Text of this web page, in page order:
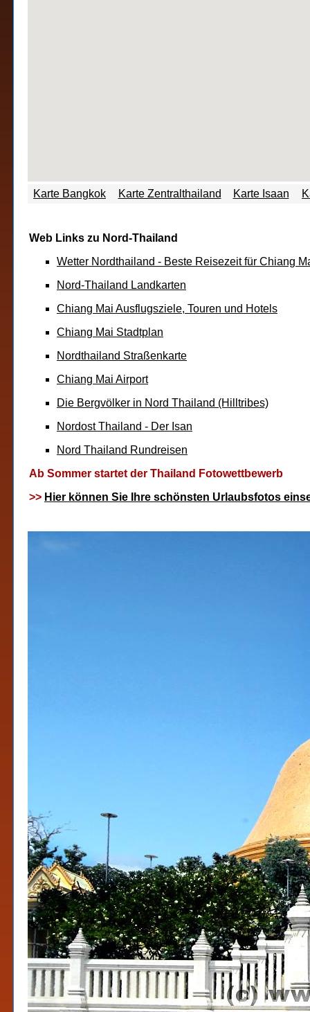
Web Links zu Nord-Thailand
Wetter Nordthailand - Beste Reisezeit für Chiang
Nord-Thailand Landkarten
Chiang Mai Ausflugsziele, Touren und Hotels
Chiang Mai Stadtplan
Nordthailand Straßenkarte
Chiang Mai Airport
Die Bergvölker in Nord Thailand (Hilltribes)
Nordost Thailand - Der Isan
Nord Thailand Rundreisen
Ab Sommer startet der Thailand Fotowettbewerb
>> Hier können Sie Ihre schönsten Urlaubsfotos